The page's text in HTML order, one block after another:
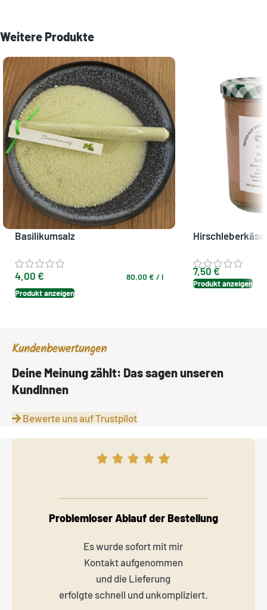
Weitere Produkte
Basilikumsalz
4,00 € 80,00 € /l
Produkt anzeigen
Hirschleberkäse
7,50 €
Produkt anzeigen
Kundenbewertungen
Deine Meinung zählt: Das sagen unseren
KundInnen
Bewerte uns auf Trustpilot
Problemloser Ablauf der Bestellung
Es wurde sofort mit mir
Kontakt aufgenommen
und die Lieferung
erfolgte schnell und unkompliziert.